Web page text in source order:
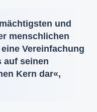
und
menschlichen
Vereinfachung
auf seinen
Kern dar«,